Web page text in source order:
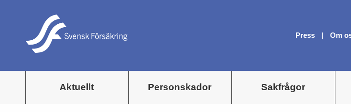
Press Om
Aktuellt Personskador Sakfrågor